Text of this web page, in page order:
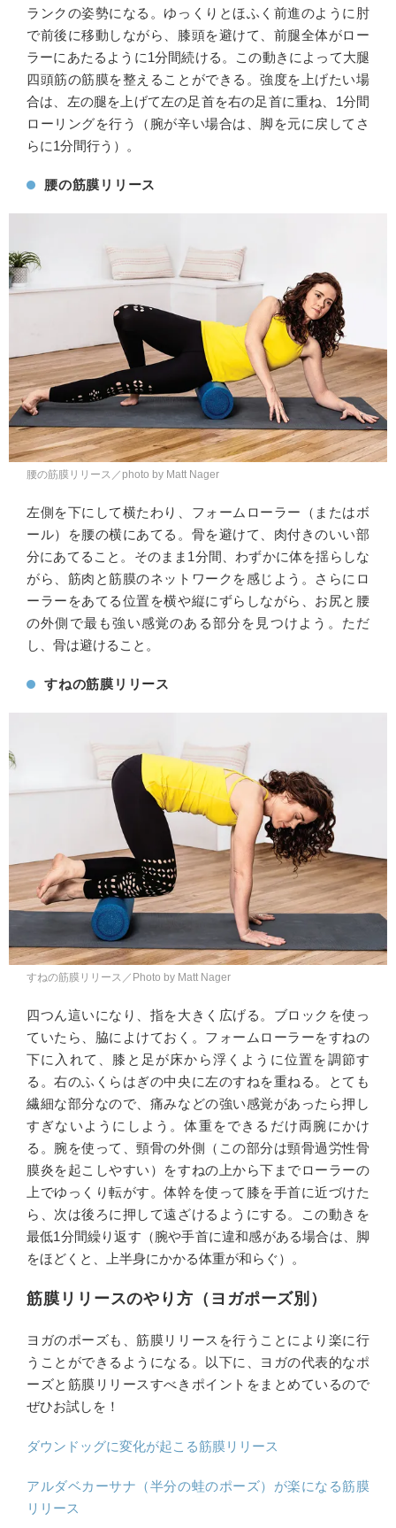
ランクの姿勢になる。ゆっくりとほふく前進のように肘
で前後に移動しながら、膝頭を避けて、前腿全体がロー
ラーにあたるように1分間続ける。この動きによって大腿
四頭筋の筋膜を整えることができる。強度を上げたい場
合は、左の腿を上げて左の足首を右の足首に重ね、1分間
ローリングを行う（腕が辛い場合は、脚を元に戻してさ
らに1分間行う）。
腰の筋膜リリース
腰の筋膜リリース／photo by Matt Nager
左側を下にして横たわり、フォームローラー（またはボ
ール）を腰の横にあてる。骨を避けて、肉付きのいい部
分にあてること。そのまま1分間、わずかに体を揺らしな
がら、筋肉と筋膜のネットワークを感じよう。さらにロ
ーラーをあてる位置を横や縦にずらしながら、お尻と腰
の外側で最も強い感覚のある部分を見つけよう。ただ
し、骨は避けること。
すねの筋膜リリース
すねの筋膜リリース／Photo by Matt Nager
四つん這いになり、指を大きく広げる。ブロックを使っ
ていたら、脇によけておく。フォームローラーをすねの
下に入れて、膝と足が床から浮くように位置を調節す
る。右のふくらはぎの中央に左のすねを重ねる。とても
繊細な部分なので、痛みなどの強い感覚があったら押し
すぎないようにしよう。体重をできるだけ両腕にかけ
る。腕を使って、頸骨の外側（この部分は頸骨過労性骨
膜炎を起こしやすい）をすねの上から下までローラーの
上でゆっくり転がす。体幹を使って膝を手首に近づけた
ら、次は後ろに押して遠ざけるようにする。この動きを
最低1分間繰り返す（腕や手首に違和感がある場合は、脚
をほどくと、上半身にかかる体重が和らぐ）。
筋膜リリースのやり方（ヨガポーズ別）
ヨガのポーズも、筋膜リリースを行うことにより楽に行
うことができるようになる。以下に、ヨガの代表的なポ
ーズと筋膜リリースすべきポイントをまとめているので
ぜひお試しを！
ダウンドッグに変化が起こる筋膜リリース
アルダベカーサナ（半分の蛙のポーズ）が楽になる筋膜
リリース